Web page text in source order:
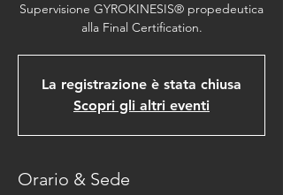
Supervisione GYROKINESIS® propedeutica
alla Final Certification.
La registrazione è stata chiusa
Scopri gli altri eventi
Orario & Sede